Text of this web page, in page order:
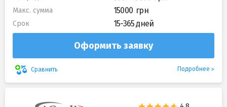
Макс. сумма 15000
Срок 15-365 дней
Оформить заявку
Сравнить Подробнее